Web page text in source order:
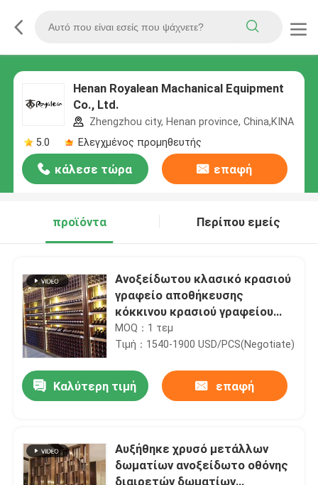
Henan Royalean Machanical Equipment
Co., Ltd.
Zhengzhou city, Henan province, China,ΚΙΝΑ
5.0
Ελεγχμένος προμηθευτής
κάλεσε τώρα επαφή
προϊόντα Περίπου εμείς
Ανοξείδωτου κλασικό κρασιού
γραφείο αποθήκευσης
κόκκινου κρασιού γραφείου
μεγάλο
MOQ：1 τεμ
Τιμή：1540-1900 USD/PCS(Negotiate)
Καλύτερη τιμή επαφή
Αυξήθηκε χρυσό μετάλλων
δωματίων ανοξείδωτο οθόνης
διαιρετών δωματίων